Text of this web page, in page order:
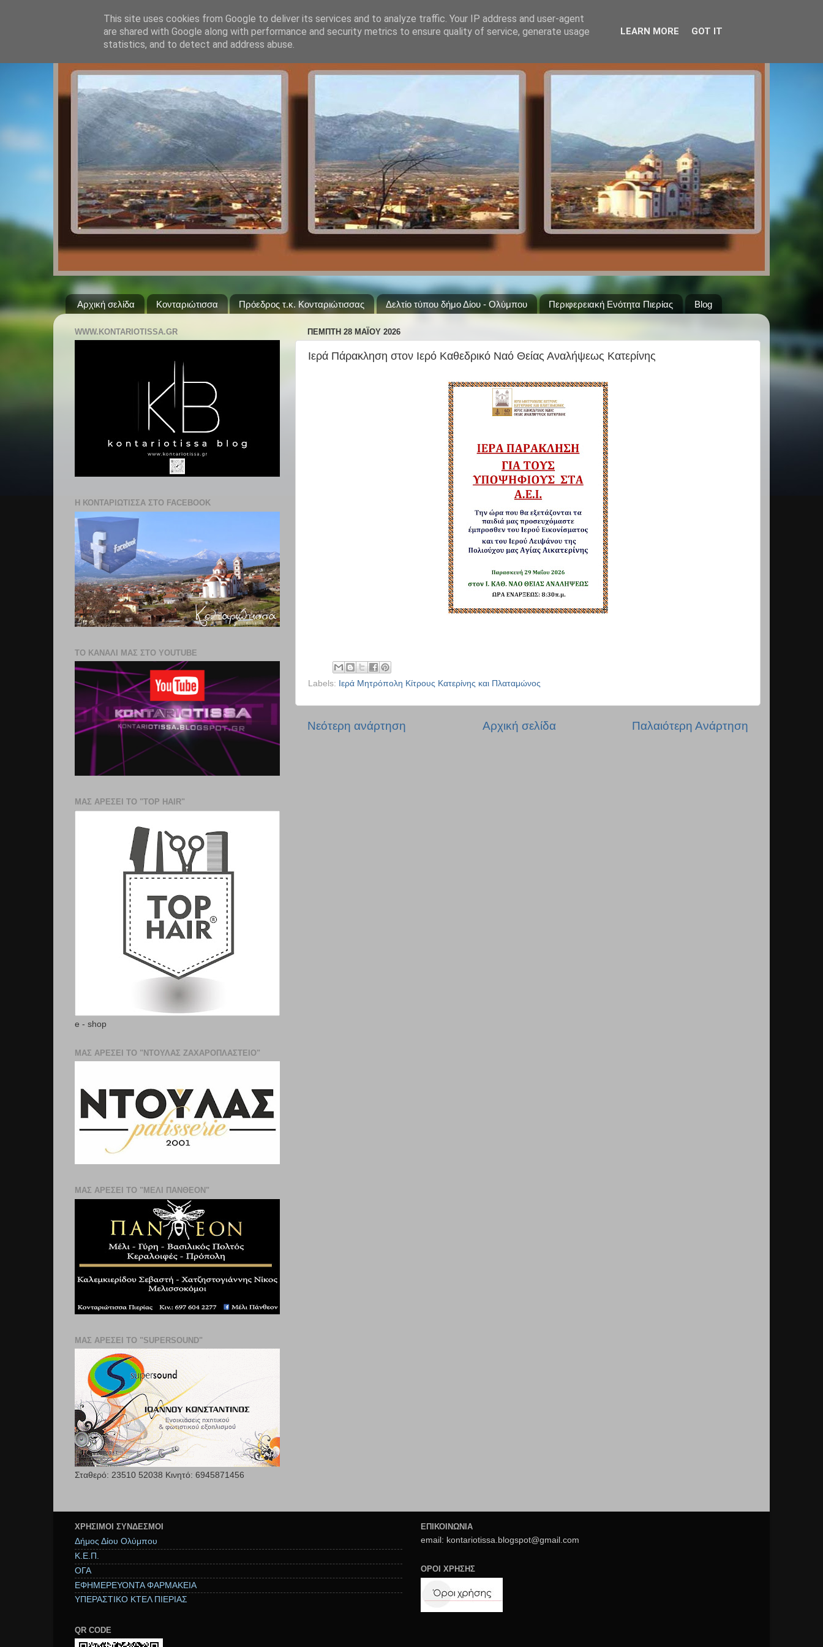
Αρχική σελίδα Κονταριώτισσα Πρόεδρος τ.κ. Κονταριώτισσας Δελτίο τύπου δήμο Δίου - Ολύμπου Περιφερειακή Ενότητα Πιερίας Blog
ΠΈΜΠΤΗ 28 ΜΑΪ́ΟΥ 2026
Ιερά Πάρακληση στον Ιερό Καθεδρικό Ναό Θείας Αναλήψεως Κατερίνης
Labels: Ιερά Μητρόπολη Κίτρους Κατερίνης και Πλαταμώνος
Νεότερη ανάρτηση Παλαιότερη Ανάρτηση
Αρχική σελίδα
WWW.KONTARIOTISSA.GR
Η ΚΟΝΤΑΡΙΩΤΙΣΣΑ ΣΤΟ FACEBOOK
ΤΟ ΚΑΝΑΛΙ ΜΑΣ ΣΤΟ YOUTUBE
ΜΑΣ ΑΡΕΣΕΙ ΤΟ "TOP HAIR"
e - shop
ΜΑΣ ΑΡΕΣΕΙ ΤΟ "ΝΤΟΥΛΑΣ ΖΑΧΑΡΟΠΛΑΣΤΕΊΟ"
ΜΑΣ ΑΡΕΣΕΙ ΤΟ "ΜΕΛΙ ΠΑΝΘΕΟΝ"
ΜΑΣ ΑΡΕΣΕΙ ΤΟ "SUPERSOUND"
Σταθερό: 23510 52038 Κινητό: 6945871456
ΧΡΉΣΙΜΟΙ ΣΥΝΔΕΣΜΟΙ
Δήμος Δίου Ολύμπου
Κ.Ε.Π.
ΟΓΑ
ΕΦΗΜΕΡΕΥΟΝΤΑ ΦΑΡΜΑΚΕΙΑ
ΥΠΕΡΑΣΤΙΚΟ ΚΤΕΛ ΠΙΕΡΙΑΣ
QR CODE
ΕΠΙΚΟΙΝΩΝΙΑ
email: kontariotissa.blogspot@gmail.com
ΟΡΟΙ ΧΡΗΣΗΣ
This site uses cookies from Google to deliver its services and to analyze traffic. Your IP address and user-agent
are shared with Google along with performance and security metrics to ensure quality of service, generate usage
statistics, and to detect and address abuse.
LEARN MORE GOT IT